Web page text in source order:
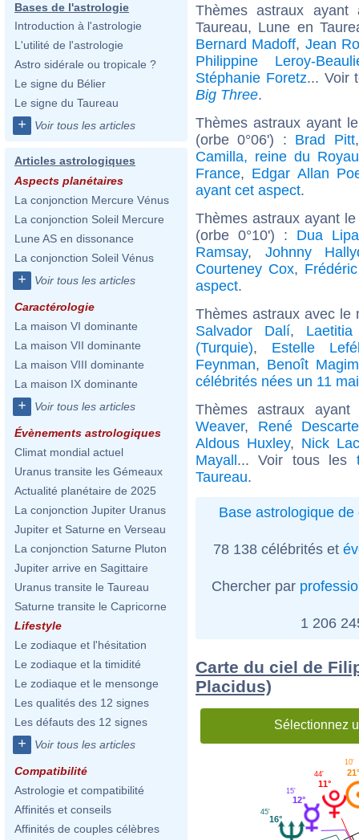
Bases de l'astrologie
Introduction à l'astrologie
L'utilité de l'astrologie
Astro sidérale ou tropicale ?
Le signe du Bélier
Le signe du Taureau
+ Voir tous les articles
Articles astrologiques
Aspects planétaires
La conjonction Mercure Vénus
La conjonction Soleil Mercure
Lune AS en dissonance
La conjonction Soleil Vénus
+ Voir tous les articles
Caractérologie
La maison VI dominante
La maison VII dominante
La maison VIII dominante
La maison IX dominante
+ Voir tous les articles
Évènements astrologiques
Climat mondial actuel
Uranus transite les Gémeaux
Actualité planétaire de 2025
La conjonction Jupiter Uranus
Jupiter et Saturne en Verseau
La conjonction Saturne Pluton
Jupiter arrive en Sagittaire
Uranus transite le Taureau
Saturne transite le Capricorne
Lifestyle
Le zodiaque et l'hésitation
Le zodiaque et la timidité
Le zodiaque et le mensonge
Les qualités des 12 signes
Les défauts des 12 signes
+ Voir tous les articles
Compatibilité
Astrologie et compatibilité
Affinités et conseils
Affinités de couples célèbres
Thèmes astraux
Taureau, Lune en
Bernard Madoff, Jean
Philippine Leroy-
Stéphanie Foretz... Voir
Big Three.
Thèmes astraux ayant
(orbe 0°06') : Brad Pitt
Camilla, reine du
France, Edgar Allan
ayant cet aspect.
Thèmes astraux ayant
(orbe 0°10') : Dua Lipa
Ramsay, Johnny
Courteney Cox,
aspect.
Thèmes astraux avec
Salvador Dalí,
(Turquie), Estelle
Feynman, Benoît
célébrités nées un 11 mai
Thèmes astraux
Weaver, René
Aldous Huxley, Nick
Mayall... Voir tous les
Taureau.
Base astrologique de
78 138 célébrités et
Chercher par
1 206
Carte du ciel de
Placidus)
Sélectionnez
21°
10'
11°
44'
12°
15'
16°
45'